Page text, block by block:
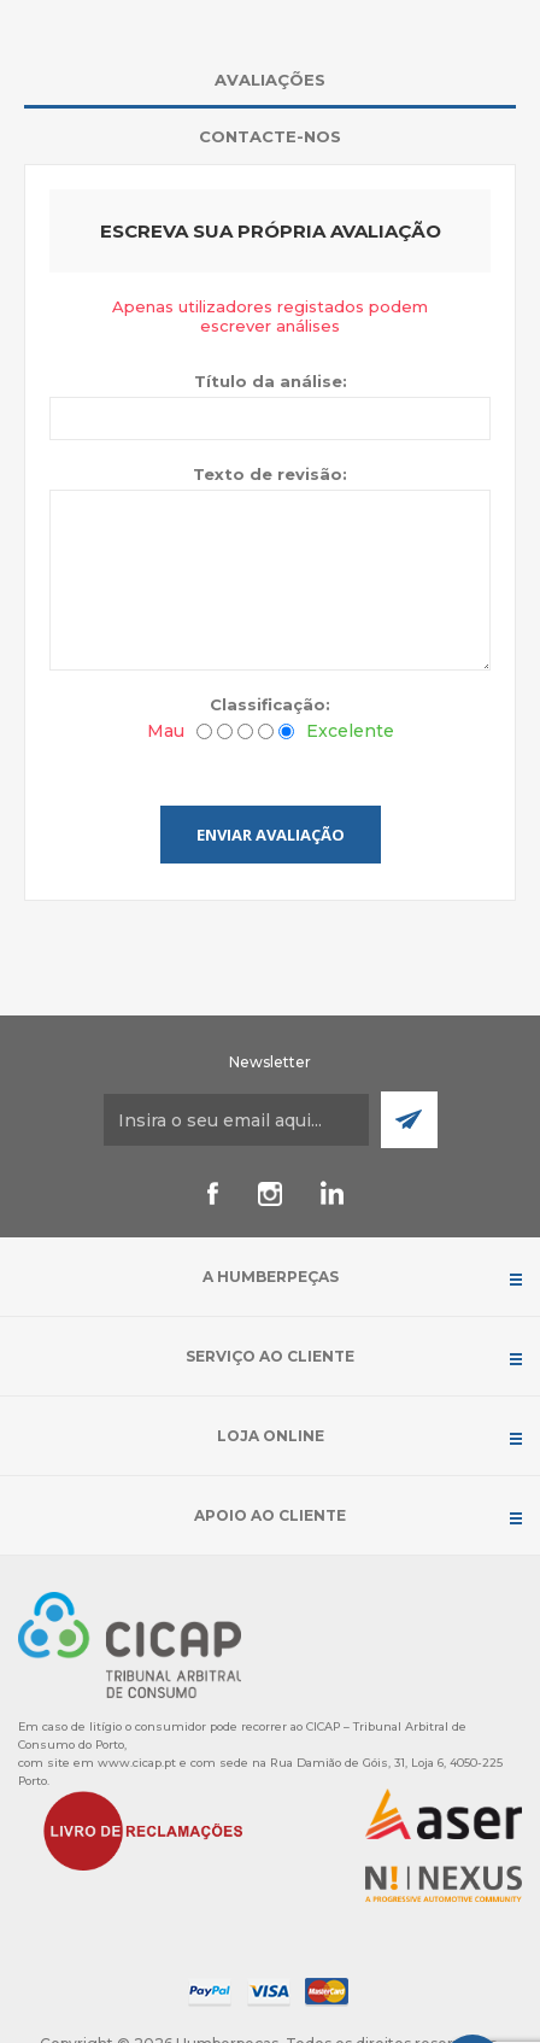
AVALIAÇÕES
CONTACTE-NOS
ESCREVA SUA PRÓPRIA AVALIAÇÃO
Apenas utilizadores registados podem
escrever análises
Título da análise:
Texto de revisão:
Classificação:
Mau Excelente
ENVIAR AVALIAÇÃO
Newsletter
A HUMBERPEÇAS
SERVIÇO AO CLIENTE
LOJA ONLINE
APOIO AO CLIENTE
Em caso de litígio o consumidor pode recorrer ao CICAP – Tribunal Arbitral de
Consumo do Porto,
com site em www.cicap.pt e com sede na Rua Damião de Góis, 31, Loja 6, 4050-225
Porto.